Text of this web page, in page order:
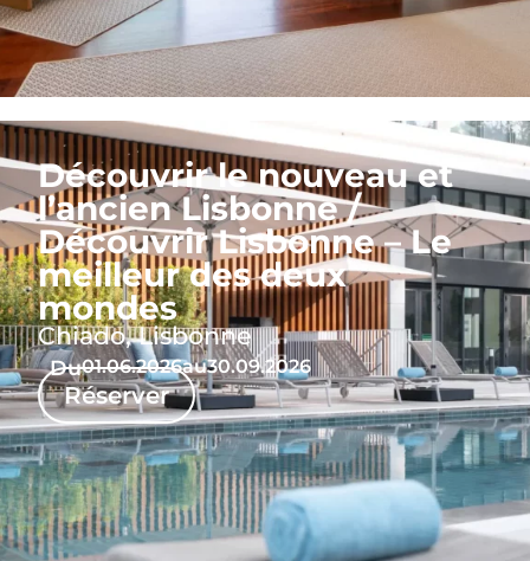
Découvrir le nouveau et
l’ancien Lisbonne /
Découvrir Lisbonne – Le
meilleur des deux
mondes
Chiado, Lisbonne
Réserver
Du01.06.2026au30.09.2026